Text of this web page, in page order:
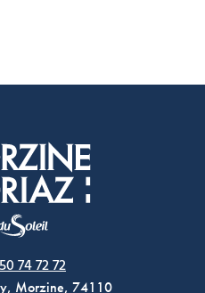
74 72 72
Morzine, 74110